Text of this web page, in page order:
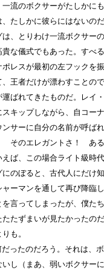
一流のボクサーがたしかに
たしかに彼らにはないのだ
、とりわけ一流ボクサー
な儀式でもあった。すべ
ポレスが最初の左フックを
王者だけが漂わすことの
ばれてきたものだ。レイ
キップしながら、自コー
サーに自分の名前が呼ば
そのエレガントさ！ ある
ば、この場合ライト級時
のぼると、古代人にだけ
ャーマンを通して再び降臨
言ってしまったが、僕た
たずまいが見たかったの
も。
たのだろう。それは、
し（まあ、弱いボクサー